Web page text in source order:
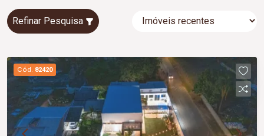
Refinar Pesquisa
Cód. 82420